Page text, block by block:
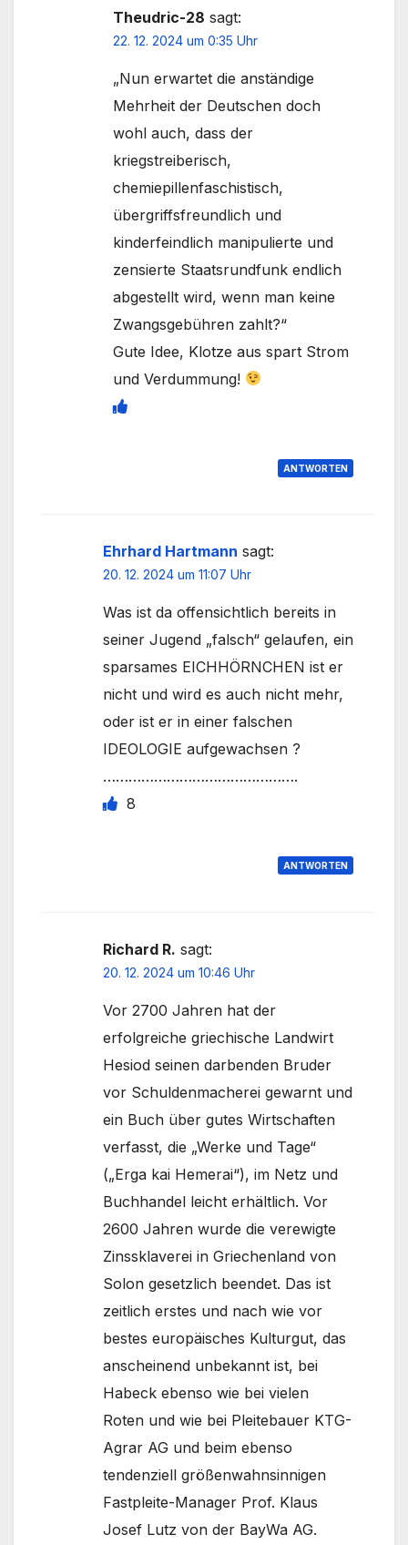
Theudric-28 sagt:
22. 12. 2024 um 0:35 Uhr
„Nun erwartet die anständige
Mehrheit der Deutschen doch
wohl auch, dass der
kriegstreiberisch,
chemiepillenfaschistisch,
übergriffsfreundlich und
kinderfeindlich manipulierte und
zensierte Staatsrundfunk endlich
abgestellt wird, wenn man keine
Zwangsgebühren zahlt?“
Gute Idee, Klotze aus spart Strom
und Verdummung!
ANTWORTEN
Ehrhard Hartmann sagt:
20. 12. 2024 um 11:07 Uhr
Was ist da offensichtlich bereits in
seiner Jugend „falsch“ gelaufen, ein
sparsames EICHHÖRNCHEN ist er
nicht und wird es auch nicht mehr,
oder ist er in einer falschen
IDEOLOGIE aufgewachsen ?
……………………………………….
8
ANTWORTEN
Richard R. sagt:
20. 12. 2024 um 10:46 Uhr
Vor 2700 Jahren hat der
erfolgreiche griechische Landwirt
Hesiod seinen darbenden Bruder
vor Schuldenmacherei gewarnt und
ein Buch über gutes Wirtschaften
verfasst, die „Werke und Tage“
(„Erga kai Hemerai“), im Netz und
Buchhandel leicht erhältlich. Vor
2600 Jahren wurde die verewigte
Zinssklaverei in Griechenland von
Solon gesetzlich beendet. Das ist
zeitlich erstes und nach wie vor
bestes europäisches Kulturgut, das
anscheinend unbekannt ist, bei
Habeck ebenso wie bei vielen
Roten und wie bei Pleitebauer KTG-
Agrar AG und beim ebenso
tendenziell größenwahnsinnigen
Fastpleite-Manager Prof. Klaus
Josef Lutz von der BayWa AG.